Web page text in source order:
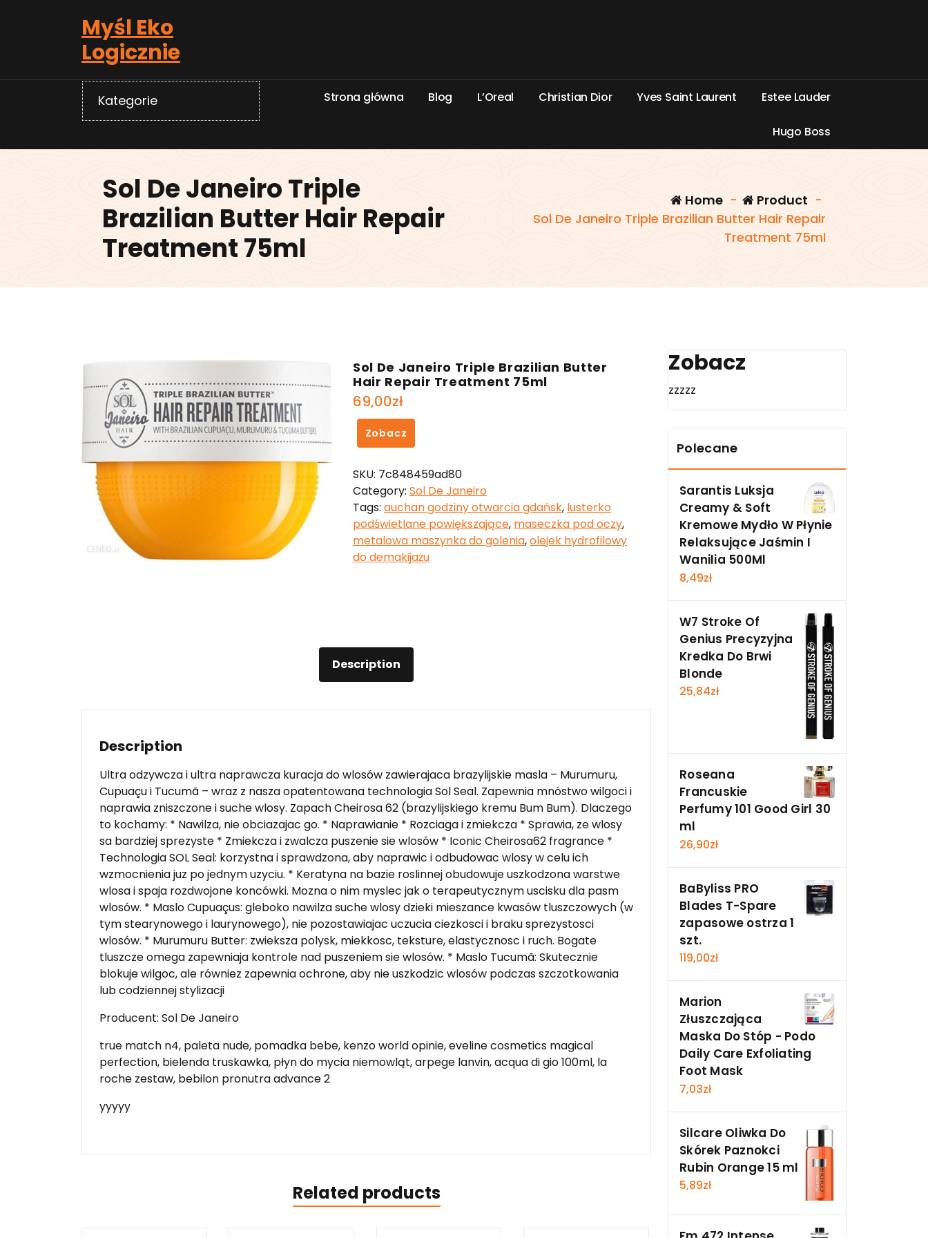
Myśl Eko
Logicznie
Kategorie Strona główna Blog L’Oreal Christian Dior Yves Saint Laurent Estee Lauder
Hugo Boss
Sol De Janeiro Triple
Brazilian Butter Hair Repair
Treatment 75ml
Home - Product -
Sol De Janeiro Triple Brazilian Butter Hair Repair
Treatment 75ml
Sol De Janeiro Triple Brazilian Butter
Hair Repair Treatment 75ml
69,00zł
Zobacz
SKU: 7c848459ad80
Category: Sol De Janeiro
Tags: auchan godziny otwarcia gdańsk, lusterko
podświetlane powiększające, maseczka pod oczy,
metalowa maszynka do golenia,olejek hydrofilowy
do demakijażu
Description
Description
Ultra odzywcza i ultra naprawcza kuracja do wlosów zawierajaca brazylijskie masla – Murumuru,
Cupuaçu i Tucumã – wraz z nasza opatentowana technologia Sol Seal. Zapewnia mnóstwo wilgoci i
naprawia zniszczone i suche wlosy. Zapach Cheirosa 62 (brazylijskiego kremu Bum Bum). Dlaczego
to kochamy: * Nawilza, nie obciazajac go. * Naprawianie * Rozciaga i zmiekcza * Sprawia, ze wlosy
sa bardziej sprezyste * Zmiekcza i zwalcza puszenie sie wlosów * Iconic Cheirosa62 fragrance *
Technologia SOL Seal: korzystna i sprawdzona, aby naprawic i odbudowac wlosy w celu ich
wzmocnienia juz po jednym uzyciu. * Keratyna na bazie roslinnej obudowuje uszkodzona warstwe
wlosa i spaja rozdwojone koncówki. Mozna o nim myslec jak o terapeutycznym uscisku dla pasm
wlosów. * Maslo Cupuaçus: gleboko nawilza suche wlosy dzieki mieszance kwasów tluszczowych (w
tym stearynowego i laurynowego), nie pozostawiajac uczucia ciezkosci i braku sprezystosci
wlosów. * Murumuru Butter: zwieksza polysk, miekkosc, teksture, elastycznosc i ruch. Bogate
tluszcze omega zapewniaja kontrole nad puszeniem sie wlosów. * Maslo Tucumã: Skutecznie
blokuje wilgoc, ale równiez zapewnia ochrone, aby nie uszkodzic wlosów podczas szczotkowania
lub codziennej stylizacji
Producent: Sol De Janeiro
true match n4, paleta nude, pomadka bebe, kenzo world opinie, eveline cosmetics magical
perfection, bielenda truskawka, płyn do mycia niemowląt, arpege lanvin, acqua di gio 100ml, la
roche zestaw, bebilon pronutra advance 2
yyyyy
Related products
Zobacz
zzzzz
Polecane
Sarantis Luksja
Creamy & Soft
Kremowe Mydło W Płynie
Relaksujące Jaśmin I
Wanilia 500Ml
8,49zł
W7 Stroke Of
Genius Precyzyjna
Kredka Do Brwi
Blonde
25,84zł
Roseana
Francuskie
Perfumy 101 Good Girl 30
ml
26,90zł
BaByliss PRO
Blades T-Spare
zapasowe ostrza 1
szt.
119,00zł
Marion
Złuszczająca
Maska Do Stóp - Podo
Daily Care Exfoliating
Foot Mask
7,03zł
Silcare Oliwka Do
Skórek Paznokci
Rubin Orange 15 ml
5,89zł